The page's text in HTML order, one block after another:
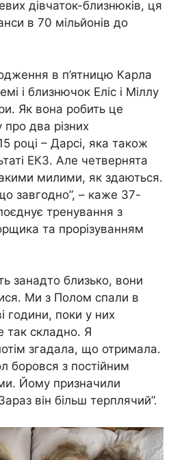
дівчаток-близнюків, ця
в 70 мільйонів до
в п’ятницю Карла
і близнючок Еліс і Міллу
Як вона робить це
два різних
році – Дарсі, яка також
ЕКЗ. Але четвернята
милими, як здаються.
завгодно”, – каже 37-
тренування з
та прорізуванням
занадто близько, вони
Ми з Полом спали в
години, поки у них
так складно. Я
згадала, що отримала.
боровся з постійним
Йому призначили
він більш терплячий”.